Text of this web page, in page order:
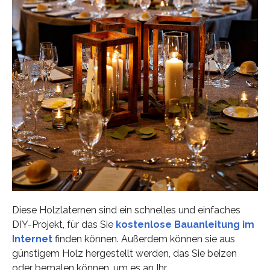
Diese Holzlaternen sind ein schnelles und einfaches
DIY-Projekt, für das Sie kostenlose Bauanleitung im
Internetfinden können. Außerdem können sie aus
günstigem Holz hergestellt werden, das Sie beizen